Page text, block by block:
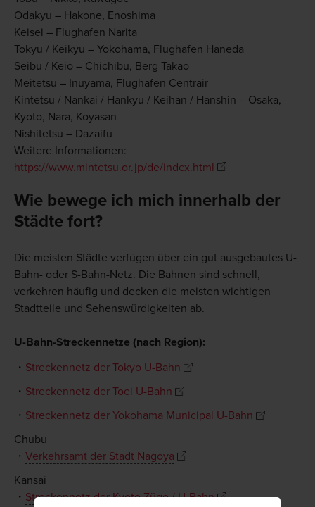
Odakyu – Hakone, Enoshima
Keisei – Flughafen Narita
Tokyu / Keikyu – Yokohama, Flughafen Haneda
Seibu / Keio – Chichibu, Berg Takao
Meitetsu – Inuyama, Flughafen Centrair
Kintetsu / Nankai / Hankyu / Keihan / Hanshin – Osaka,
Kyoto, Nara, Koyasan
Nishitetsu – Dazaifu
Weitere Informationen:
https://www.mintetsu.or.jp/de/index.html
Wie bewege ich mich innerhalb der
Städte fort?
Die meisten Städte verfügen über ein gut ausgebautes U-
Bahn- oder S-Bahn-Netz. Die Bahnen sind schnell,
verkehren häufig und decken die meisten wichtigen
Stadtteile und Sehenswürdigkeiten ab.
U-Bahn-Streckennetze (nach Region):
Streckennetz der Tokyo U-Bahn
Streckennetz der Toei U-Bahn
Streckennetz der Yokohama Municipal U-Bahn
Chubu
Verkehrsamt der Stadt Nagoya
Kansai
Streckennetz der Kyoto Züge / U-Bahn